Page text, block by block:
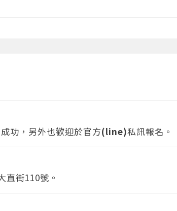
功，另外也歡迎於官方(line)私訊報名。
直街110號。